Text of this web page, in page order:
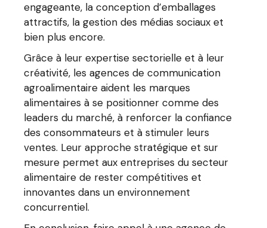
engageante, la conception d’emballages
attractifs, la gestion des médias sociaux et
bien plus encore.
Grâce à leur expertise sectorielle et à leur
créativité, les agences de communication
agroalimentaire aident les marques
alimentaires à se positionner comme des
leaders du marché, à renforcer la confiance
des consommateurs et à stimuler leurs
ventes. Leur approche stratégique et sur
mesure permet aux entreprises du secteur
alimentaire de rester compétitives et
innovantes dans un environnement
concurrentiel.